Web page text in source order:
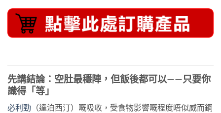
先講結論：空肚最穩陣，但飯後都可以——只要你
識得「等」
必利勁 （達泊西汀）嘅吸收，受食物影響嘅程度唔似威而鋼